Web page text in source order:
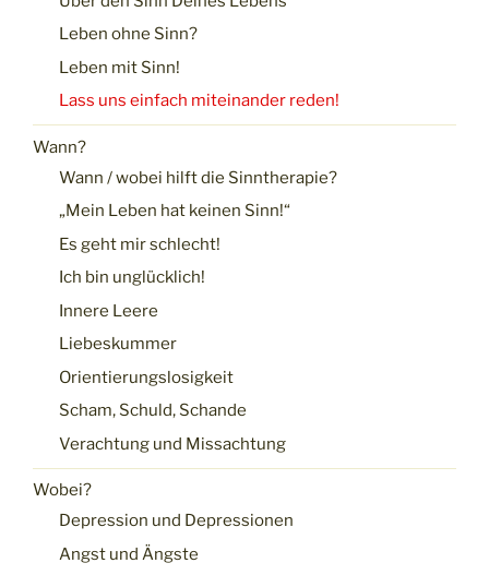
Leben ohne Sinn?
Leben mit Sinn!
Lass uns einfach miteinander reden!
Wann?
Wann / wobei hilft die Sinntherapie?
„Mein Leben hat keinen Sinn!“
Es geht mir schlecht!
Ich bin unglücklich!
Innere Leere
Liebeskummer
Orientierungslosigkeit
Scham, Schuld, Schande
Verachtung und Missachtung
Wobei?
Depression und Depressionen
Angst und Ängste